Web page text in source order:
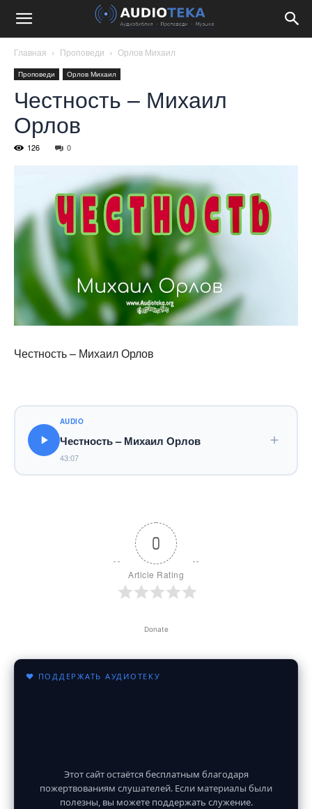
Главная Проповеди Орлов Михаил
Проповеди Орлов Михаил
Честность – Михаил
Орлов
126 0
Честность – Михаил Орлов
AUDIO
Честность – Михаил Орлов
43:07
0
Article Rating
Donate
♥ ПОДДЕРЖАТЬ АУДИОТЕКУ
Этот сайт остаётся бесплатным благодаря
пожертвованиям слушателей. Если материалы были
полезны, вы можете поддержать служение.